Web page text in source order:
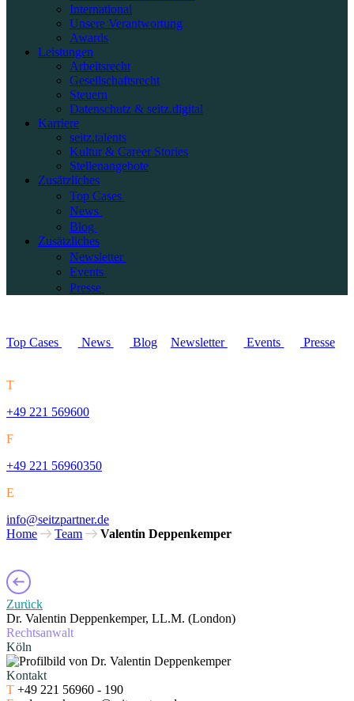
International
Unsere Verantwortung
Awards
Leistungen
Arbeitsrecht
Gesellschaftsrecht
Steuern
Datenschutz & seitz.digital
Karriere
seitz.talents
Kultur & Career Stories
Stellenangebote
Zusätzliches
Top Cases
News
Blog
Zusätzliches
Newsletter
Events
Presse
Top Cases News Blog Newsletter Events Presse
T
+49 221 569600
F
+49 221 56960350
E
info@seitzpartner.de
Home
Team Valentin Deppenkemper
Zurück
Dr. Valentin Deppenkemper, LL.M. (London)
Rechtsanwalt
Köln
Kontakt
T +49 221 56960 - 190